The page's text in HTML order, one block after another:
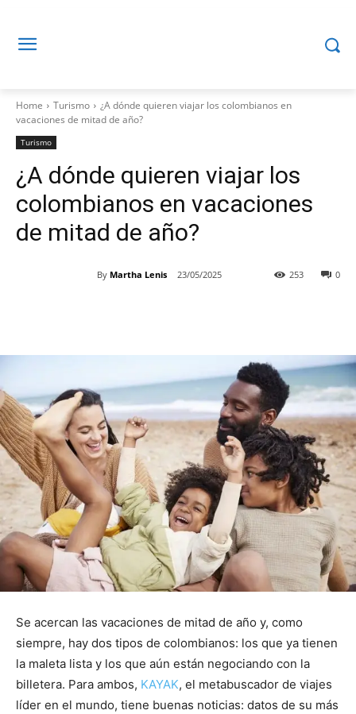
Home Turismo
¿A dónde quieren viajar los colombianos en
vacaciones de mitad de año?
Turismo
¿A dónde quieren viajar los
colombianos en vacaciones
de mitad de año?
By Martha Lenis 23/05/2025 0
253
Se acercan las vacaciones de mitad de año y, como
siempre, hay dos tipos de colombianos: los que ya tienen
la maleta lista y los que aún están negociando con la
billetera. Para ambos, KAYAK, el metabuscador de viajes
líder en el mundo, tiene buenas noticias: datos de su más